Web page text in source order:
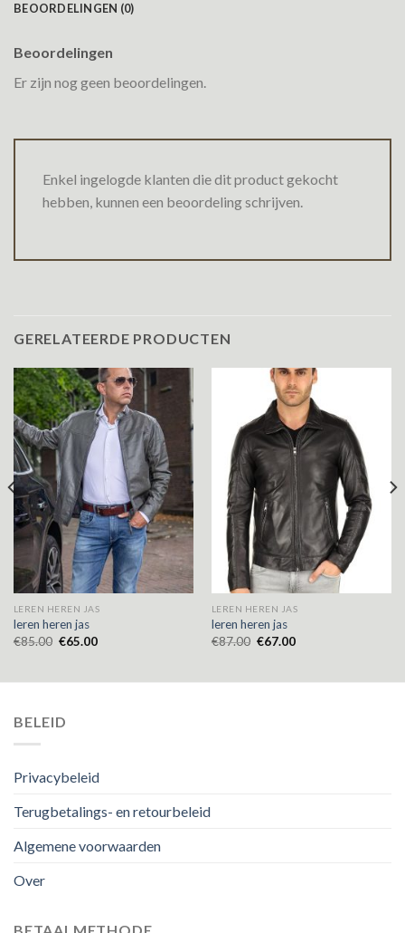
BEOORDELINGEN (0)
Beoordelingen
Er zijn nog geen beoordelingen.
Enkel ingelogde klanten die dit product gekocht
hebben, kunnen een beoordeling schrijven.
GERELATEERDE PRODUCTEN
LEREN HEREN JAS
leren heren jas
€85.00 €65.00
LEREN HEREN JAS
leren heren jas
€87.00 €67.00
BELEID
Privacybeleid
Terugbetalings- en retourbeleid
Algemene voorwaarden
Over